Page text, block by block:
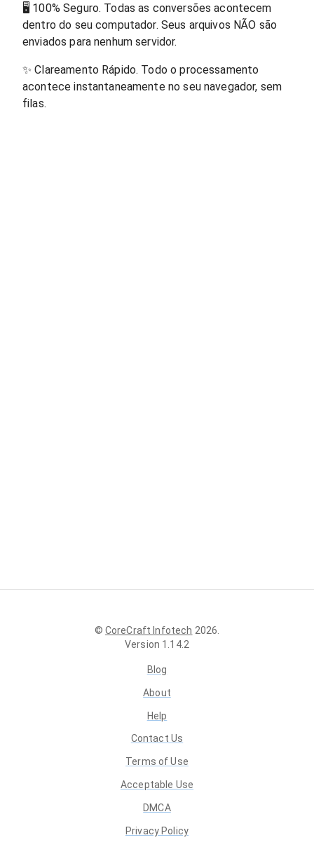
🖥 100% Seguro. Todas as conversões acontecem
dentro do seu computador. Seus arquivos NÃO são
enviados para nenhum servidor.
✨Clareamento Rápido. Todo o processamento
acontece instantaneamente no seu navegador, sem
filas.
© CoreCraft Infotech 2026
Version 1.14.2
Blog
About
Help
Contact Us
Terms of Use
Acceptable Use
DMCA
Privacy Policy